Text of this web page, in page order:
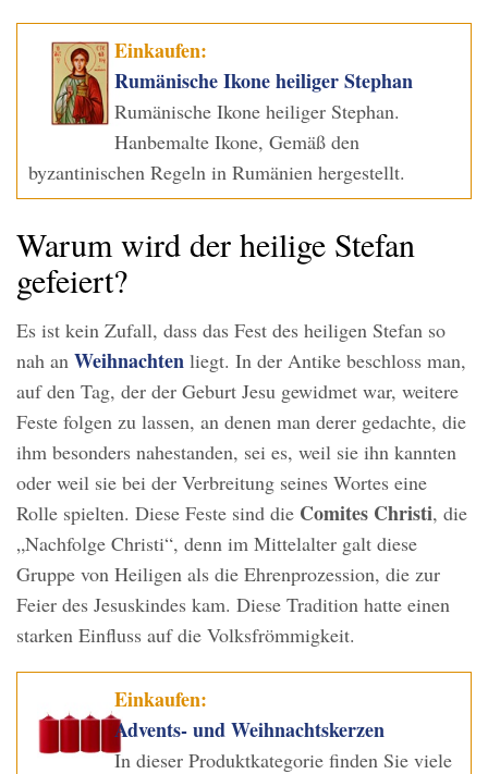
Einkaufen:
Rumänische Ikone heiliger Stephan
Rumänische Ikone heiliger Stephan.
Hanbemalte Ikone, Gemäß den
byzantinischen Regeln in Rumänien hergestellt.
Warum wird der heilige Stefan
gefeiert?
Es ist kein Zufall, dass das Fest des heiligen Stefan so
nah an Weihnachten liegt. In der Antike beschloss man,
auf den Tag, der der Geburt Jesu gewidmet war, weitere
Feste folgen zu lassen, an denen man derer gedachte, die
ihm besonders nahestanden, sei es, weil sie ihn kannten
oder weil sie bei der Verbreitung seines Wortes eine
Rolle spielten. Diese Feste sind die Comites Christi, die
„Nachfolge Christi“, denn im Mittelalter galt diese
Gruppe von Heiligen als die Ehrenprozession, die zur
Feier des Jesuskindes kam. Diese Tradition hatte einen
starken Einfluss auf die Volksfrömmigkeit.
Einkaufen:
Advents- und Weihnachtskerzen
In dieser Produktkategorie finden Sie viele